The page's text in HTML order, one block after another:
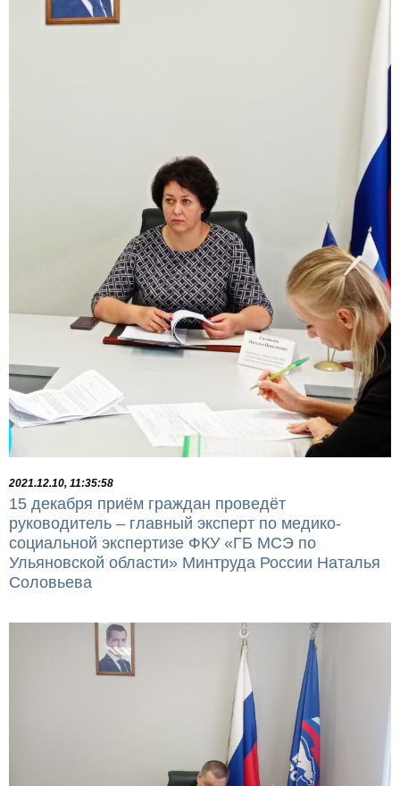
2021.12.10, 11:35:58
15 декабря приём граждан проведёт
руководитель – главный эксперт по медико-
социальной экспертизе ФКУ «ГБ МСЭ по
Ульяновской области» Минтруда России Наталья
Соловьева